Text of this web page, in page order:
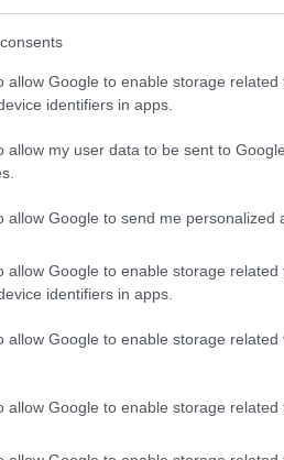
allow Google to enable storage
identifiers in apps.
allow my user data to be sent to
allow Google to send me personalized
allow Google to enable storage
identifiers in apps.
allow Google to enable storage
allow Google to enable storage related
του 1915, που είναι
είναι μάταιες
κίνητρα. Κανείς δεν
να οριστούν σύμφωνα με
πολιτικές εκτιμήσεις.
της Ιστορίας.
στάση θα αναφέρονται
αυτές τις
έντονο τρόπο
και κανένας θεσμός
Ιστορία. Καλούμε αυτούς
υπολογισμούς
να διορθώσουν
Επιτροπή Ιστορίας που
ειρήνης και